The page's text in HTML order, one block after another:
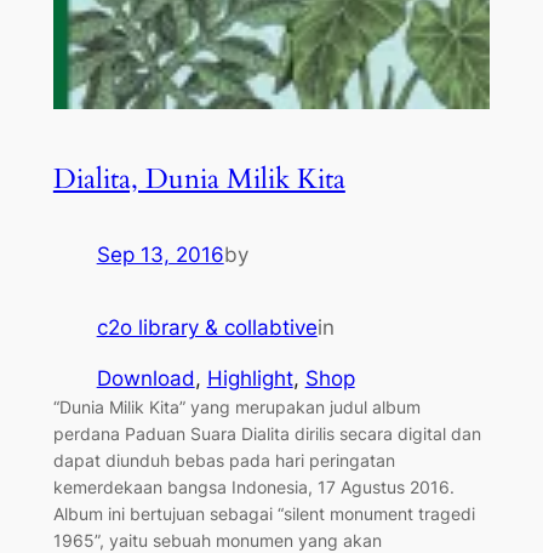
Dialita, Dunia Milik Kita
Sep 13, 2016by
c2o library & collabtivein
Download, Highlight, Shop
“Dunia Milik Kita” yang merupakan judul album
perdana Paduan Suara Dialita dirilis secara digital dan
dapat diunduh bebas pada hari peringatan
kemerdekaan bangsa Indonesia, 17 Agustus 2016.
Album ini bertujuan sebagai “silent monument tragedi
1965”, yaitu sebuah monumen yang akan